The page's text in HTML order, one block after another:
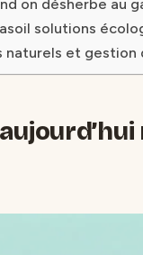
on désherbe au
solutions
naturels et gestion